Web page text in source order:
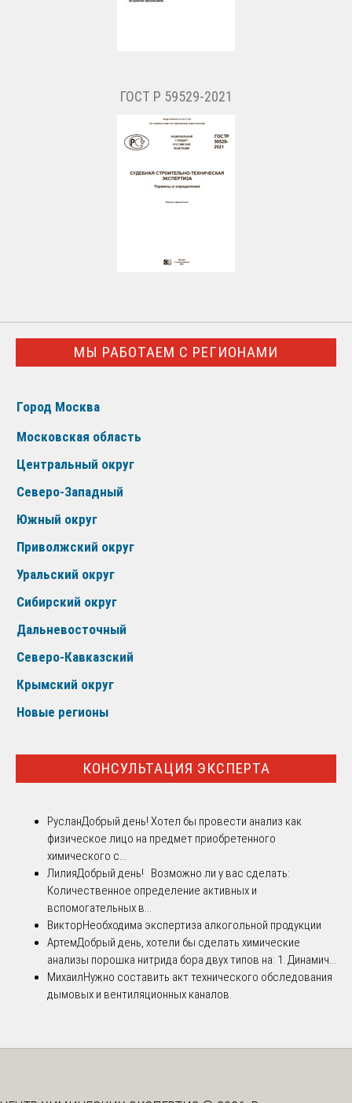
ГОСТ Р 59529-2021
МЫ РАБОТАЕМ С РЕГИОНАМИ
Город Москва
Московская область
Центральный округ
Северо-Западный
Южный округ
Приволжский округ
Уральский округ
Сибирский округ
Дальневосточный
Северо-Кавказский
Крымский округ
Новые регионы
КОНСУЛЬТАЦИЯ ЭКСПЕРТА
РусланДобрый день! Хотел бы провести анализ как
физическое лицо на предмет приобретенного
химического с...
ЛилияДобрый день! Возможно ли у вас сделать:
Количественное определение активных и
вспомогательных в...
ВикторНеобходима экспертиза алкогольной продукции
АртемДобрый день, хотели бы сделать химические
анализы порошка нитрида бора двух типов на: 1. Динамич...
МихаилНужно составить акт технического обследования
дымовых и вентиляционных каналов.